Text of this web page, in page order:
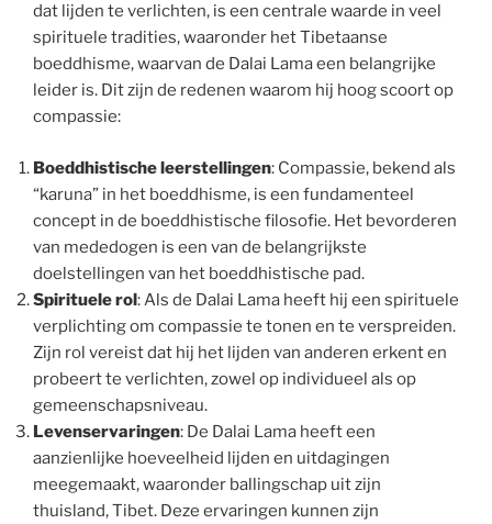
dat lijden te verlichten, is een centrale waarde in veel
spirituele tradities, waaronder het Tibetaanse
boeddhisme, waarvan de Dalai Lama een belangrijke
leider is. Dit zijn de redenen waarom hij hoog scoort op
compassie:
Boeddhistische leerstellingen: Compassie, bekend als
“karuna” in het boeddhisme, is een fundamenteel
concept in de boeddhistische filosofie. Het bevorderen
van mededogen is een van de belangrijkste
doelstellingen van het boeddhistische pad.
Spirituele rol: Als de Dalai Lama heeft hij een spirituele
verplichting om compassie te tonen en te verspreiden.
Zijn rol vereist dat hij het lijden van anderen erkent en
probeert te verlichten, zowel op individueel als op
gemeenschapsniveau.
Levenservaringen: De Dalai Lama heeft een
aanzienlijke hoeveelheid lijden en uitdagingen
meegemaakt, waaronder ballingschap uit zijn
thuisland, Tibet. Deze ervaringen kunnen zijn